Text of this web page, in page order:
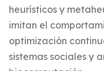
heurísticos y
imitan el
optimización
sistemas sociales y